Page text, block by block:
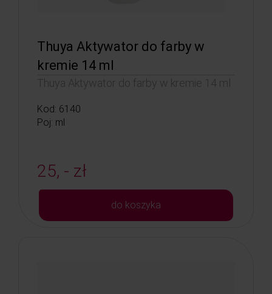
Thuya Aktywator do farby w
kremie 14 ml
Thuya Aktywator do farby w kremie 14 ml
Kod: 6140
Poj: ml
25, - zł
do koszyka